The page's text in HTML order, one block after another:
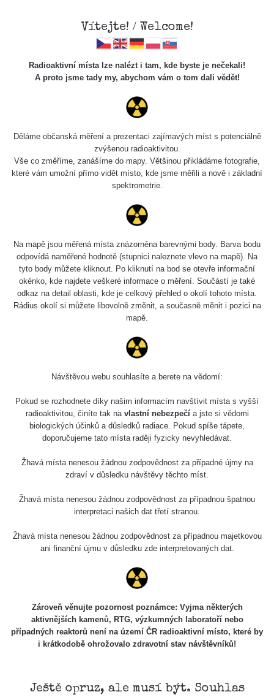
dezinfo o výbuchu muničního
Ahoj lidi!
To, že korelace není kauzalita jsme si mohli nedávno
ověřit díky výbuchu muničního skladu na Ukrajině, kdy po
vykazovat peaky i více než o 50% nárůst hodnot. Grafy
korelovaly "relativně" dobře s děním na Ukrajině, ale
kauzalita se ukázala býti jinde. I když je toto dezinfo již
tak nějak pasé, rád bych vám ukázal grafy od pana Jana
Helebranta, který dělá ve Státním ústavu radiační ochrany
Grafy ukazují kauzalitu mezi úhrny srážek a peaky, které
zmiňován je právě v rozpadové řadě radonu, který déšť
radiačního pozadí (a opravdu, děje se to dost často při
větších srážkách).
https://twitter.com/jhelebrant/status/1660577238360768512
Originální post:
https://www.facebook.com/groups/zhavamista/permalink/
Vítejte! / Welcome!
Radioaktivní místa lze nalézt i tam, kde byste je nečekali!
A proto jsme tady my, abychom vám o tom dali vědět!
Děláme občanská měření a prezentaci zajímavých míst s potenciálně
zvýšenou radioaktivitou.
Vše co změříme, zanášíme do mapy. Většinou přikládáme fotografie,
které vám umožní přímo vidět místo, kde jsme měřili a nově i základní
spektrometrie.
Na mapě jsou měřená místa znázorněna barevnými body. Barva bodu
odpovídá naměřené hodnotě (stupnici naleznete vlevo na mapě). Na
tyto body můžete kliknout. Po kliknutí na bod se otevře informační
okénko, kde najdete veškeré informace o měření. Součástí je také
odkaz na detail oblasti, kde je celkový přehled o okolí tohoto místa.
Rádius okolí si můžete libovolně změnit, a současně měnit i pozici na
mapě.
Návštěvou webu souhlasíte a berete na vědomí:
Pokud se rozhodnete díky našim informacím navštívit místa s vyšší
radioaktivitou, činíte tak na vlastní nebezpečía jste si vědomi
biologických účinků a důsledků radiace. Pokud spíše tápete,
doporučujeme tato místa raději fyzicky nevyhledávat.
Žhavá místa nenesou žádnou zodpovědnost za případné újmy na
zdraví v důsledku návštěvy těchto míst.
Žhavá místa nenesou žádnou zodpovědnost za případnou špatnou
interpretaci našich dat třetí stranou.
Žhavá místa nenesou žádnou zodpovědnost za případnou majetkovou
ani finanční újmu v důsledku zde interpretovaných dat.
Zároveň věnujte pozornost poznámce: Vyjma některých
aktivnějších kamenů, RTG, výzkumných laboratoří nebo
případných reaktorů není na území ČR radioaktivní místo, které by
i krátkodobě ohrožovalo zdravotní stav návštěvníků!
Ještě opruz, ale musí být. Souhlas